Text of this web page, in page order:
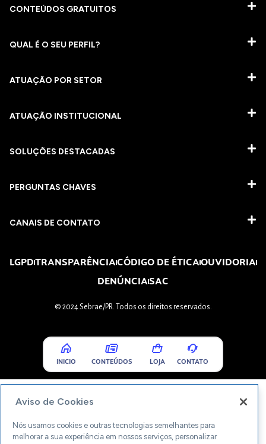
CONTEÚDOS GRATUITOS
QUAL É O SEU PERFIL?
ATUAÇÃO POR SETOR
ATUAÇÃO INSTITUCIONAL
SOLUÇÕES DESTACADAS
PERGUNTAS CHAVES​
CANAIS DE CONTATO
LGPDTRANSPARÊNCIACÓDIGO DE ÉTICAOUVIDORIA
DENÚNCIASAC
© 2024 Sebrae/PR. Todos os direitos reservados.
INICIO CONTEÚDOS LOJA CONTATO
Aviso de Cookies
Nós usamos cookies e outras tecnologias semelhantes para
melhorar a sua experiência em nossos serviços, personalizar